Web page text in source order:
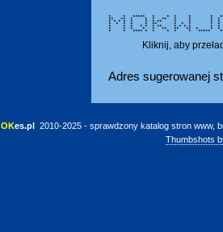
* * ***** * * * * *
** ** * * * ** * *
* * * * * * * ** * *
* * * * * ** * * * *
* * * * * * ** * * * * *
* * * * * ** ** ** *
* * **** * * * * * *****
Kliknij, aby
Adres sugerowanej
OKes.pl 2010-2025 - sprawdzony katalog stron www,
Thumbshots